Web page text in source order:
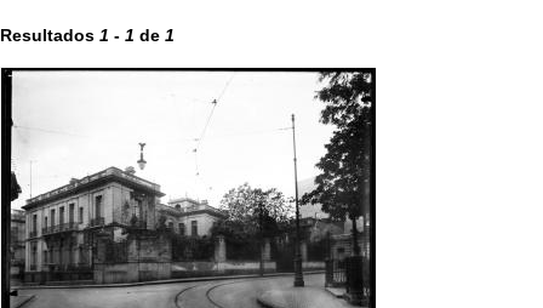
Resultados 1 - 1 de 1